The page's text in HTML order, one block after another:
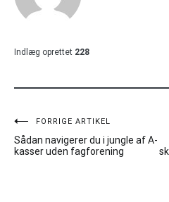
Indlæg oprettet 228
Indlægsnavigation
FORRIGE ARTIKEL
Sådan navigerer du i jungle af A-
kasser uden fagforening